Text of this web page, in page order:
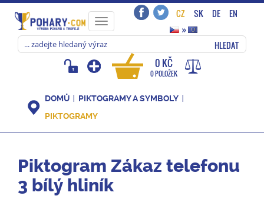
Toggle
navigation
CZ SK DE
EN
»
HLEDAT
0 KČ
0 POLOŽEK
DOMŮ
PIKTOGRAMY A SYMBOLY
PIKTOGRAMY
Piktogram Zákaz telefonu
3 bílý hliník